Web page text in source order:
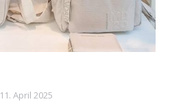
11. April 2025